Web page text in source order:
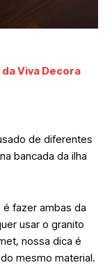
Viva Decora
de diferentes
bancada da ilha
fazer ambas da
usar o granito
nossa dica é
do mesmo material.